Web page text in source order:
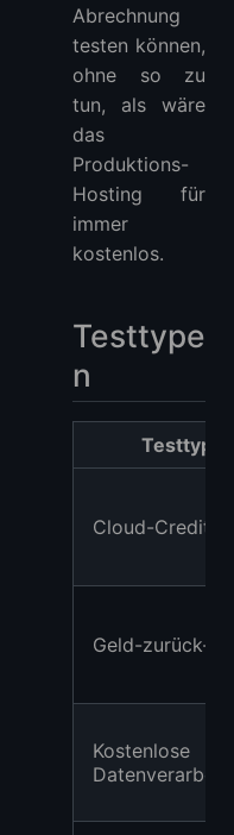
Abrechnung
testen können,
ohne so zu
tun, als wäre
das
Produktions-
Hosting für
immer
kostenlos.
Testtype
n
Testtyp
Cloud-Credits
Geld-zurück-
Kostenlose